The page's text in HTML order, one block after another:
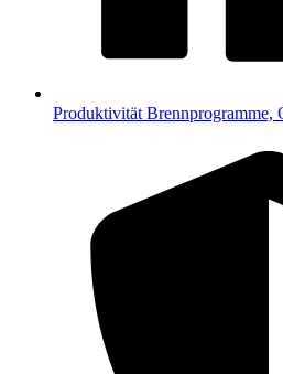
Produktivität Brennprogramme,